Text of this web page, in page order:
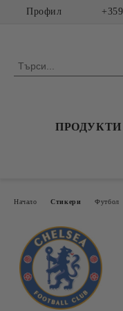
Профил
ПРОДУКТИ
Начало Стикери Футбол